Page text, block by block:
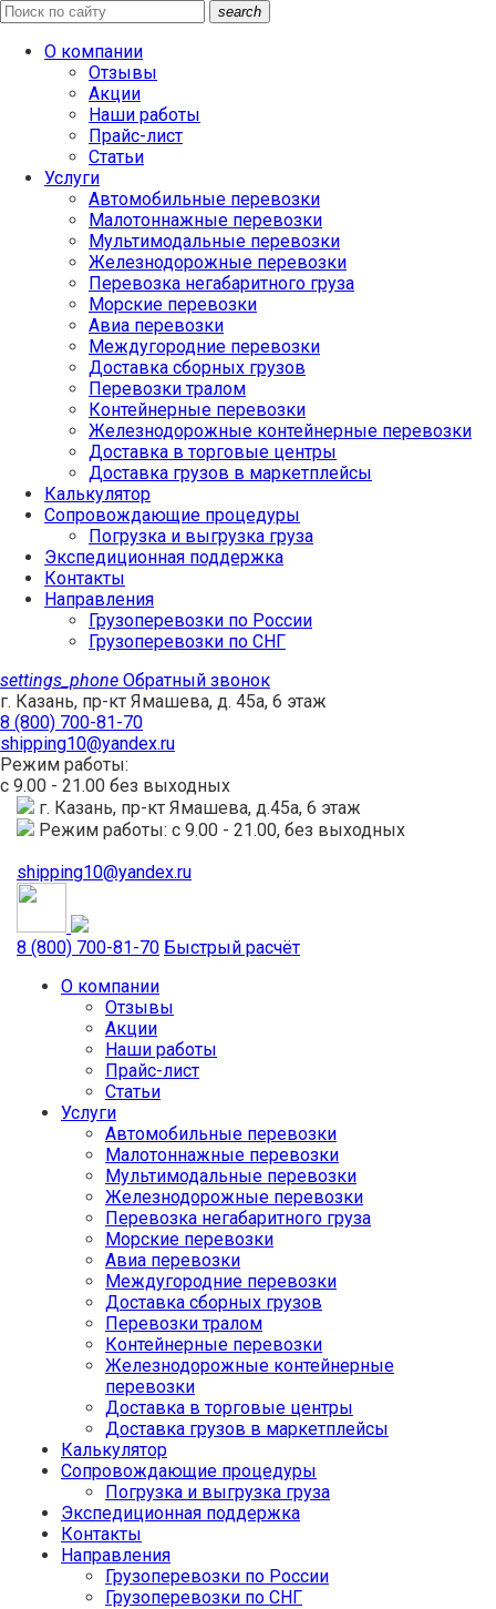
search
О компании
Отзывы
Акции
Наши работы
Прайс-лист
Статьи
Услуги
Автомобильные перевозки
Малотоннажные перевозки
Мультимодальные перевозки
Железнодорожные перевозки
Перевозка негабаритного груза
Морские перевозки
Авиа перевозки
Междугородние перевозки
Доставка сборных грузов
Перевозки тралом
Контейнерные перевозки
Железнодорожные контейнерные перевозки
Доставка в торговые центры
Доставка грузов в маркетплейсы
Калькулятор
Сопровождающие процедуры
Погрузка и выгрузка груза
Экспедиционная поддержка
Контакты
Направления
Грузоперевозки по России
Грузоперевозки по СНГ
settings_phone Обратный звонок
г. Казань, пр-кт Ямашева, д. 45а, 6 этаж
8 (800) 700-81-70
shipping10@yandex.ru
Режим работы:
с 9.00 - 21.00 без выходных
г. Казань, пр-кт Ямашева, д.45а, 6 этаж
Режим работы: с 9.00 - 21.00, без выходных
shipping10@yandex.ru
8 (800) 700-81-70 Быстрый расчёт
О компании
Отзывы
Акции
Наши работы
Прайс-лист
Статьи
Услуги
Автомобильные перевозки
Малотоннажные перевозки
Мультимодальные перевозки
Железнодорожные перевозки
Перевозка негабаритного груза
Морские перевозки
Авиа перевозки
Междугородние перевозки
Доставка сборных грузов
Перевозки тралом
Контейнерные перевозки
Железнодорожные контейнерные
перевозки
Доставка в торговые центры
Доставка грузов в маркетплейсы
Калькулятор
Сопровождающие процедуры
Погрузка и выгрузка груза
Экспедиционная поддержка
Контакты
Направления
Грузоперевозки по России
Грузоперевозки по СНГ